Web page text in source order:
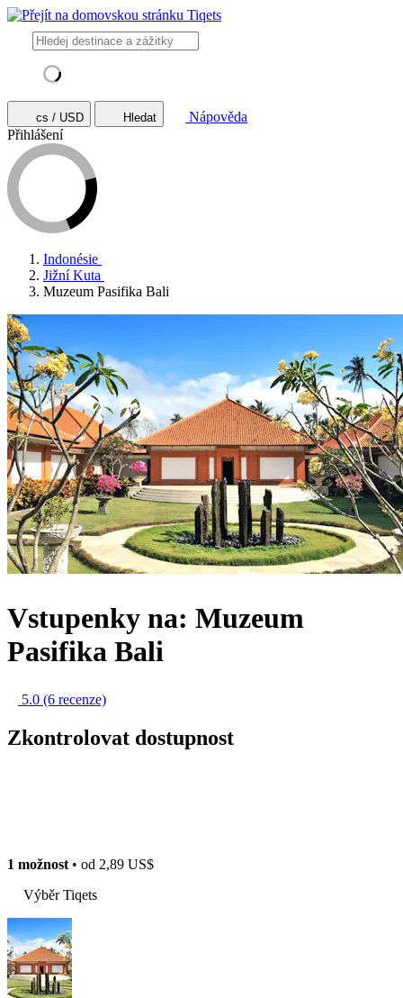
cs / USD Hledat
Nápověda
Přihlášení
Indonésie
Jižní Kuta
Muzeum Pasifika Bali
Vstupenky na: Muzeum
Pasifika Bali
5.0 (6 recenze)
Zkontrolovat dostupnost
1 možnost • od 2,89 US$
Výběr Tiqets